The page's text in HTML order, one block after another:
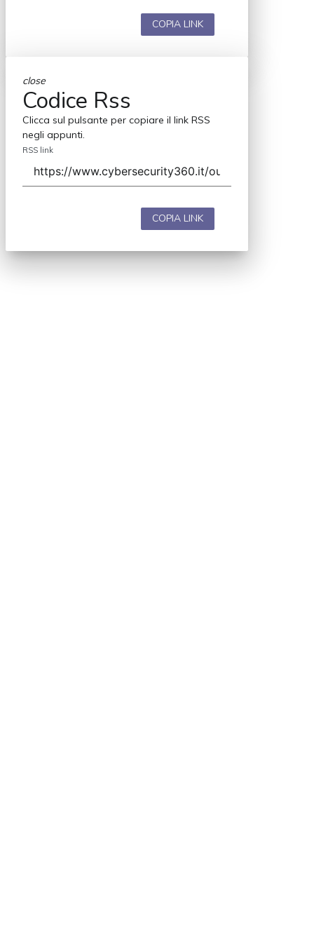
COPIA LINK
close
Codice Rss
Clicca sul pulsante per copiare il link RSS
negli appunti.
RSS link
COPIA LINK